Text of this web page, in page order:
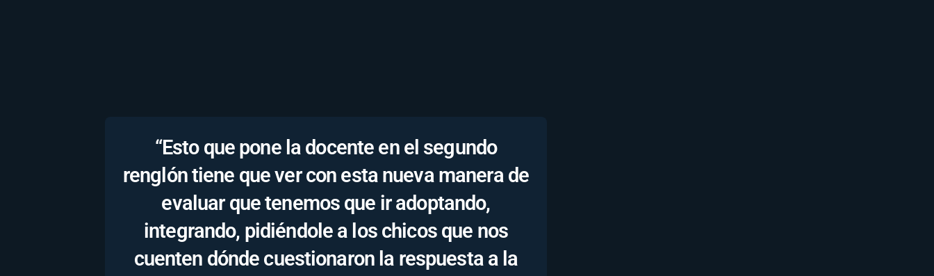
“Esto que pone la docente en el segundo
renglón tiene que ver con esta nueva manera de
evaluar que tenemos que ir adoptando,
integrando, pidiéndole a los chicos que nos
cuenten dónde cuestionaron la respuesta a la